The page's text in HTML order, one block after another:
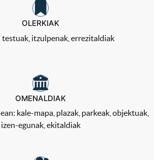
OLERKIAK
testuak, itzulpenak, errezitaldiak
OMENALDIAK
kale-mapa, plazak, parkeak, objektuak,
izen-egunak, ekitaldiak